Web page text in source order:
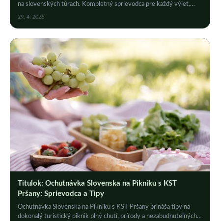
na slovenských túrach. Kompletný sprievodca pre každý výlet,
ktorý vás nesklame!
29. 4. 2026
Titulok: Ochutnávka Slovenska na Pikniku s KST
Pršany: Sprievodca a Tipy
Ochutnávka Slovenska na Pikniku s KST Pršany prináša tipy na
dokonalý turistický piknik plný chutí, prírody a nezabudnuteľných